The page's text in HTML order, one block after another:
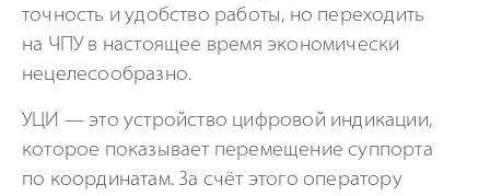
точность и удобство работы, но переходить
на ЧПУ в настоящее время экономически
нецелесообразно.
УЦИ — это устройство цифровой индикации,
которое показывает перемещение суппорта
по координатам. За счёт этого оператору